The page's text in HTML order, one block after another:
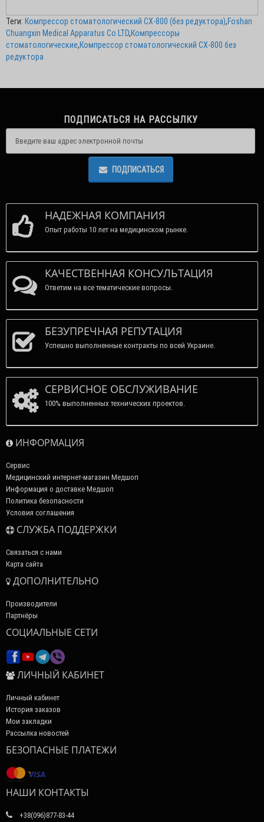
Теги: Компрессор стоматологический CX-800 (без редуктора),Foshan
Chuangxin Medical Apparatus Co LTD,Компрессоры
стоматологические,Компрессор стоматологический CX-800 без
редуктора
ПОДПИСАТЬСЯ НА РАССЫЛКУ
ПОДПИСАТЬСЯ
НАДЕЖНАЯ КОМПАНИЯ
Опыт работы 10 лет на медицинском рынке.
КАЧЕСТВЕННАЯ КОНСУЛЬТАЦИЯ
Ответим на все тематические вопросы.
БЕЗУПРЕЧНАЯ РЕПУТАЦИЯ
Успешно выполненные контракты по всей Украине.
СЕРВИСНОЕ ОБСЛУЖИВАНИЕ
100% выполненных технических проектов.
ИНФОРМАЦИЯ
Сервис
Медицинский интернет-магазин Медшоп
Информация о доставке Медшоп
Политика безопасности
Условия соглашения
СЛУЖБА ПОДДЕРЖКИ
Связаться с нами
Карта сайта
ДОПОЛНИТЕЛЬНО
Производители
Партнёры
СОЦИАЛЬНЫЕ СЕТИ
ЛИЧНЫЙ КАБИНЕТ
Личный кабинет
История заказов
Мои закладки
Рассылка новостей
БЕЗОПАСНЫЕ ПЛАТЕЖИ
НАШИ КОНТАКТЫ
+38(096)877-83-44